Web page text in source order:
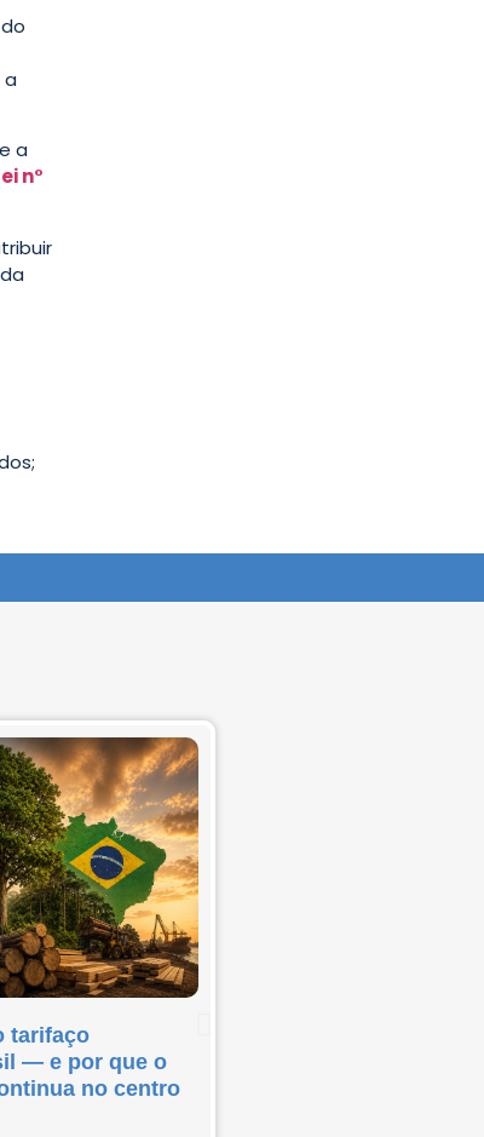
a
a
n°
tarifaço
— e por que o
no centro